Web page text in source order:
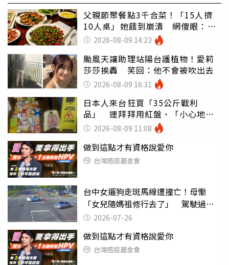
父親節聚餐點3千合菜！「15人擠
10人桌」她餓到崩潰 網傻眼：讓
店家看笑話
2026-08-09 14:23
颱風天讓助理站陽台護植物！愛莉
莎莎挨轟 笑回：他不會被吹出去
2026-08-09 16:31
日本人來台狂買「35公斤戰利
品」 連拜拜用紅盤、「小心地
滑」告示牌也帶回家
2026-08-09 11:08
做到這點才有資格說愛你
台灣癌症基金會
台中女遛狗走斑馬線遭撞亡！母慟
「女兒隨媽祖修行去了」 駕駛過失
致死判9月
2026-07-26
做到這點才有資格說愛你
台灣癌症基金會